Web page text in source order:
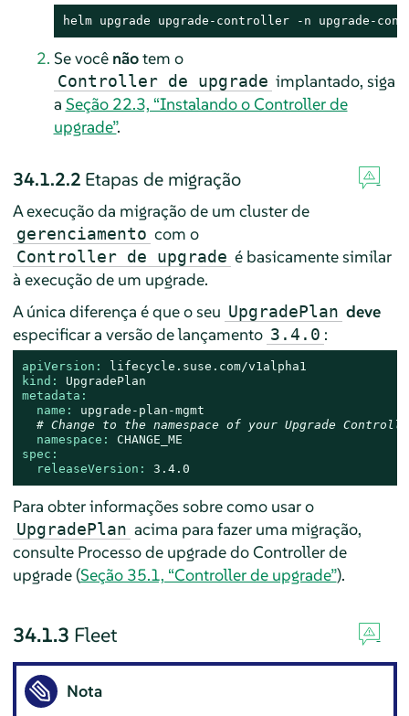
helm upgrade upgrade-controller -n upgrade-
Se você nãotem o
Controller de upgrade implantado, siga
a Seção 22.3, “Instalando o Controller de
upgrade”.
34.1.2.2 Etapas de migração
A execução da migração de um cluster de
gerenciamento com o
Controller de upgrade é basicamente similar
à execução de um upgrade.
A única diferença é que o seu UpgradePlan deve
especificar a versão de lançamento 3.4.0 :
apiVersion:
lifecycle.suse.com/v1alpha1
kind:
UpgradePlan
metadata:
name:
upgrade-plan-mgmt
# Change to the namespace of your Upgrade
namespace:
CHANGE_ME
spec:
releaseVersion:
3.4.0
Para obter informações sobre como usar o
UpgradePlan acima para fazer uma migração,
consulte Processo de upgrade do Controller de
upgrade (Seção 35.1, “Controller de upgrade”).
34.1.3 Fleet
Nota